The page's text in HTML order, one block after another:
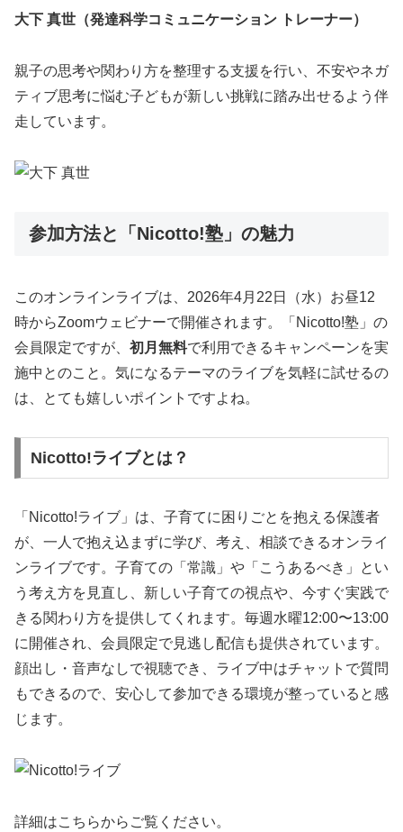
大下 真世（発達科学コミュニケーション トレーナー）
親子の思考や関わり方を整理する支援を行い、不安やネガ
ティブ思考に悩む子どもが新しい挑戦に踏み出せるよう伴
走しています。
参加方法と「Nicotto!塾」の魅力
このオンラインライブは、2026年4月22日（水）お昼12
時からZoomウェビナーで開催されます。「Nicotto!塾」の
会員限定ですが、 初月無料で利用できるキャンペーンを実
施中とのこと。気になるテーマのライブを気軽に試せるの
は、とても嬉しいポイントですよね。
Nicotto!ライブとは？
「Nicotto!ライブ」は、子育てに困りごとを抱える保護者
が、一人で抱え込まずに学び、考え、相談できるオンライ
ンライブです。子育ての「常識」や「こうあるべき」とい
う考え方を見直し、新しい子育ての視点や、今すぐ実践で
きる関わり方を提供してくれます。毎週水曜12:00〜13:00
に開催され、会員限定で見逃し配信も提供されています。
顔出し・音声なしで視聴でき、ライブ中はチャットで質問
もできるので、安心して参加できる環境が整っていると感
じます。
詳細はこちらからご覧ください。